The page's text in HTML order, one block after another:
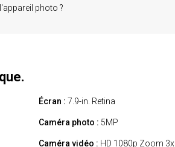
photo ?
Écran : 7.9-in. Retina
Caméra photo : 5MP
Caméra vidéo : HD 1080p Zoom 3x